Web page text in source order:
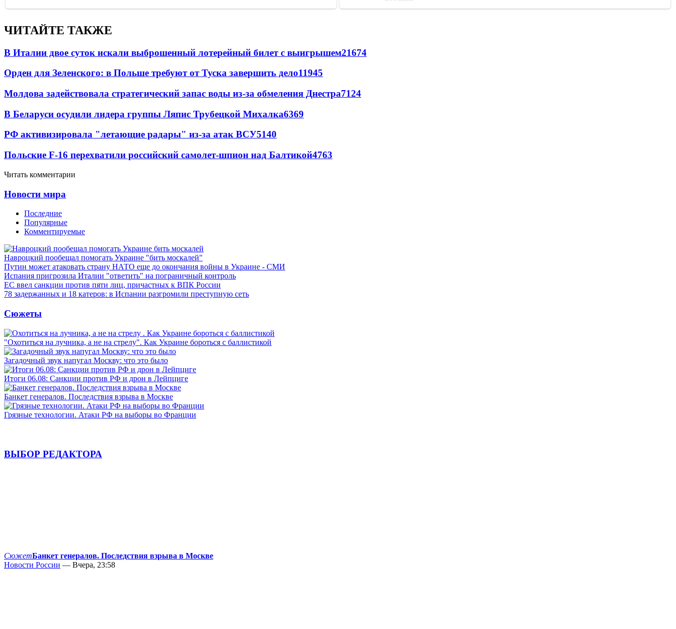
ЧИТАЙТЕ ТАКЖЕ
В Италии двое суток искали выброшенный лотерейный билет с выигрышем21674
Орден для Зеленского: в Польше требуют от Туска завершить дело11945
Молдова задействовала стратегический запас воды из-за обмеления Днестра7124
В Беларуси осудили лидера группы Ляпис Трубецкой Михалка6369
РФ активизировала "летающие радары" из-за атак ВСУ5140
Польские F-16 перехватили российский самолет-шпион над Балтикой4763
Читать комментарии
Новости мира
Последние
Популярные
Комментируемые
Навроцкий пообещал помогать Украине "бить москалей"
Путин может атаковать страну НАТО еще до окончания войны в Украине - СМИ
Испания пригрозила Италии "ответить" на пограничный контроль
ЕС ввел санкции против пяти лиц, причастных к ВПК России
78 задержанных и 18 катеров: в Испании разгромили преступную сеть
Сюжеты
"Охотиться на лучника, а не на стрелу". Как Украине бороться с баллистикой
Загадочный звук напугал Москву: что это было
Итоги 06.08: Санкции против РФ и дрон в Лейпциге
Банкет генералов. Последствия взрыва в Москве
Грязные технологии. Атаки РФ на выборы во Франции
ВЫБОР РЕДАКТОРА
СюжетБанкет генералов. Последствия взрыва в Москве
Новости России — Вчера, 23:58